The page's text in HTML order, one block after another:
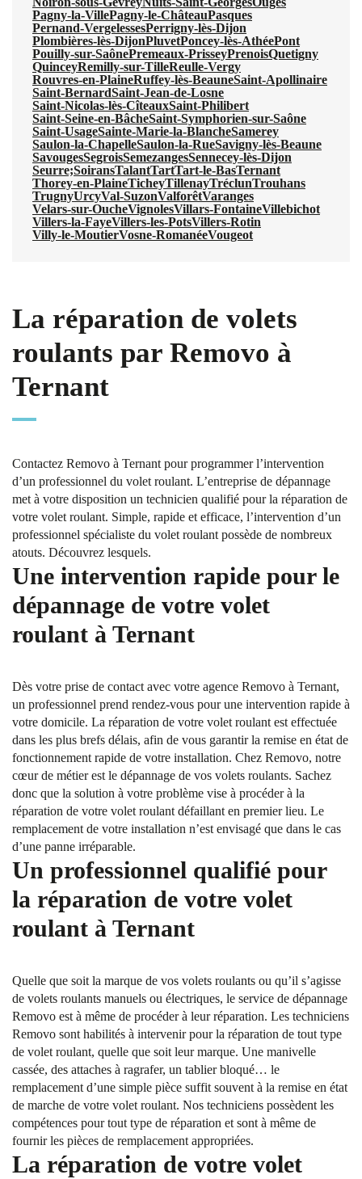
Pagny-la-VillePagny-le-ChâteauPasques
Pernand-VergelessesPerrigny-lès-Dijon
Plombières-lès-DijonPluvetPoncey-lès-AthéePont
Pouilly-sur-SaônePremeaux-PrisseyPrenoisQuetigny
QuinceyRemilly-sur-TilleReulle-Vergy
Rouvres-en-PlaineRuffey-lès-BeauneSaint-Apollinaire
Saint-BernardSaint-Jean-de-Losne
Saint-Nicolas-lès-CîteauxSaint-Philibert
Saint-Seine-en-BâcheSaint-Symphorien-sur-Saône
Saint-UsageSainte-Marie-la-BlancheSamerey
Saulon-la-ChapelleSaulon-la-RueSavigny-lès-Beaune
SavougesSegroisSemezangesSennecey-lès-Dijon
Seurre;SoiransTalantTartTart-le-BasTernant
Thorey-en-PlaineTicheyTillenayTréclunTrouhans
TrugnyUrcyVal-SuzonValforêtVaranges
Velars-sur-OucheVignolesVillars-FontaineVillebichot
Villers-la-FayeVillers-les-PotsVillers-Rotin
Villy-le-MoutierVosne-RomanéeVougeot
La réparation de volets
roulants par Removo à
Ternant
Contactez Removo à Ternant pour programmer l’intervention
d’un professionnel du volet roulant. L’entreprise de dépannage
met à votre disposition un technicien qualifié pour la réparation de
votre volet roulant. Simple, rapide et efficace, l’intervention d’un
professionnel spécialiste du volet roulant possède de nombreux
atouts. Découvrez lesquels.
Une intervention rapide pour le
dépannage de votre volet
roulant à Ternant
Dès votre prise de contact avec votre agence Removo à Ternant,
un professionnel prend rendez-vous pour une intervention rapide à
votre domicile. La réparation de votre volet roulant est effectuée
dans les plus brefs délais, afin de vous garantir la remise en état de
fonctionnement rapide de votre installation. Chez Removo, notre
cœur de métier est le dépannage de vos volets roulants. Sachez
donc que la solution à votre problème vise à procéder à la
réparation de votre volet roulant défaillant en premier lieu. Le
remplacement de votre installation n’est envisagé que dans le cas
d’une panne irréparable.
Un professionnel qualifié pour
la réparation de votre volet
roulant à Ternant
Quelle que soit la marque de vos volets roulants ou qu’il s’agisse
de volets roulants manuels ou électriques, le service de dépannage
Removo est à même de procéder à leur réparation. Les techniciens
Removo sont habilités à intervenir pour la réparation de tout type
de volet roulant, quelle que soit leur marque. Une manivelle
cassée, des attaches à ragrafer, un tablier bloqué… le
remplacement d’une simple pièce suffit souvent à la remise en état
de marche de votre volet roulant. Nos techniciens possèdent les
compétences pour tout type de réparation et sont à même de
fournir les pièces de remplacement appropriées.
La réparation de votre volet